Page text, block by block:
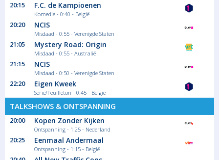
20:15 F.C. de Kampioenen
Komedie - 0:40 - België
20:20 NCIS
Misdaad - 0:55 - Verenigde Staten
21:05 Mystery Road: Origin
Misdaad - 0:55 - Australië
21:15 NCIS
Misdaad - 0:50 - Verenigde Staten
22:20 Eigen Kweek
Serie/Feuilleton - 0:45 - België
TALKSHOWS & ONTSPANNING
20:00 Kopen Zonder Kijken
Ontspanning - 1:25 - Nederland
20:25 Eenmaal Andermaal
Ontspanning - 1:15 - België